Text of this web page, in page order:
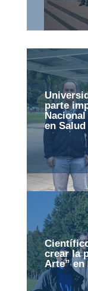
parte
en Salud
crear la
Arte” en